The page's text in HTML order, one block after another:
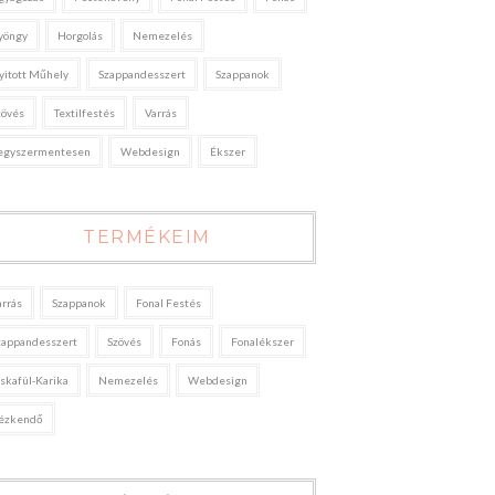
Horgolás Nemezelés
Műhely Szappandesszert Szappanok
Textilfestés Varrás
Webdesign Ékszer
TERMÉKEIM
Szappanok Fonal Festés
Szövés Fonás Fonalékszer
Karika Nemezelés Webdesign